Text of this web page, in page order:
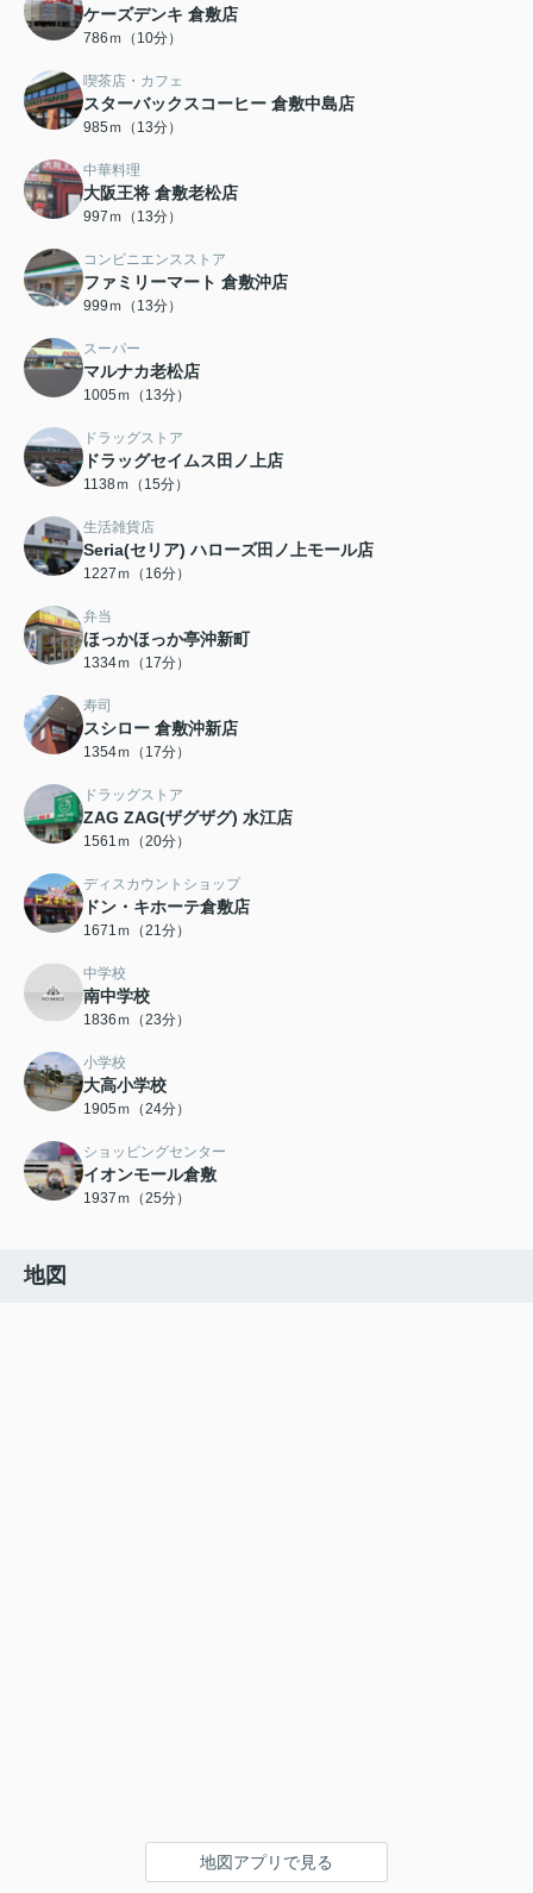
ケーズデンキ 倉敷店
786ｍ（10分）
喫茶店・カフェ
スターバックスコーヒー 倉敷中島店
985ｍ（13分）
中華料理
大阪王将 倉敷老松店
997ｍ（13分）
コンビニエンスストア
ファミリーマート 倉敷沖店
999ｍ（13分）
スーパー
マルナカ老松店
1005ｍ（13分）
ドラッグストア
ドラッグセイムス田ノ上店
1138ｍ（15分）
生活雑貨店
Seria(セリア) ハローズ田ノ上モール店
1227ｍ（16分）
弁当
ほっかほっか亭沖新町
1334ｍ（17分）
寿司
スシロー 倉敷沖新店
1354ｍ（17分）
ドラッグストア
ZAG ZAG(ザグザグ) 水江店
1561ｍ（20分）
ディスカウントショップ
ドン・キホーテ倉敷店
1671ｍ（21分）
中学校
南中学校
1836ｍ（23分）
小学校
大高小学校
1905ｍ（24分）
ショッピングセンター
イオンモール倉敷
1937ｍ（25分）
地図
地図アプリで見る